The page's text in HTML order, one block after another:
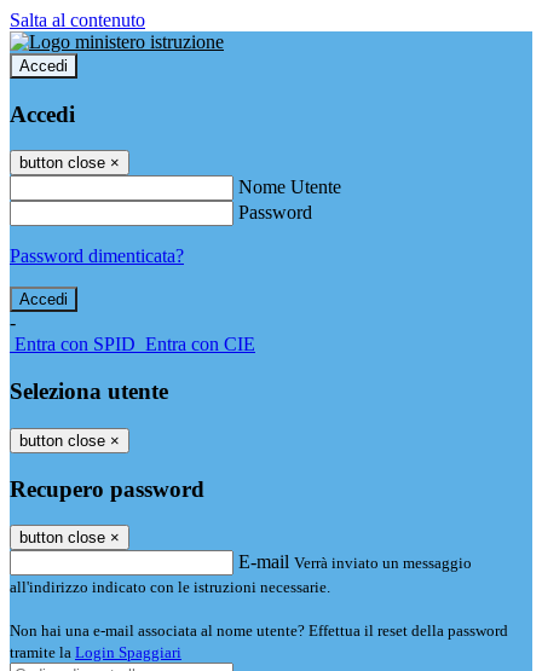
Salta al contenuto
Accedi
Accedi
button close ×
Nome Utente
Password
Password dimenticata?
-
Entra con SPID Entra con CIE
Seleziona utente
button close ×
Recupero password
button close ×
E-mail Verrà inviato un messaggio
all'indirizzo indicato con le istruzioni necessarie.
Non hai una e-mail associata al nome utente? Effettua il reset della password
tramite la Login Spaggiari